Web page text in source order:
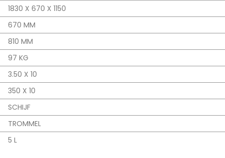
1830 X 670 X 1150
670 MM
810 MM
97 KG
3.50 X 10
350 X 10
SCHIJF
TROMMEL
5 L